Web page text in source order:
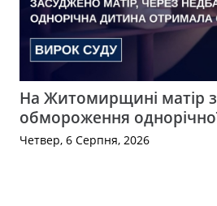
На Житомирщині матір
обмороження
Четвер, 6 Серпня, 2026